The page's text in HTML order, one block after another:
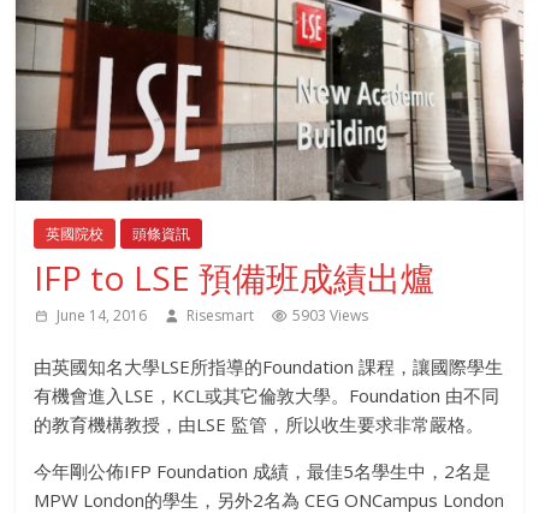
英國院校 頭條資訊
IFP to LSE 預備班成績出爐
June 14, 2016 Risesmart 5903 Views
由英國知名大學LSE所指導的Foundation 課程，讓國際學生
有機會進入LSE，KCL或其它倫敦大學。Foundation 由不同
的教育機構教授，由LSE 監管，所以收生要求非常嚴格。
今年剛公佈IFP Foundation 成績，最佳5名學生中，2名是
MPW London的學生，另外2名為 CEG ONCampus London